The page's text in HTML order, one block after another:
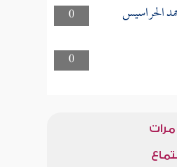
0
الحراسيس
0